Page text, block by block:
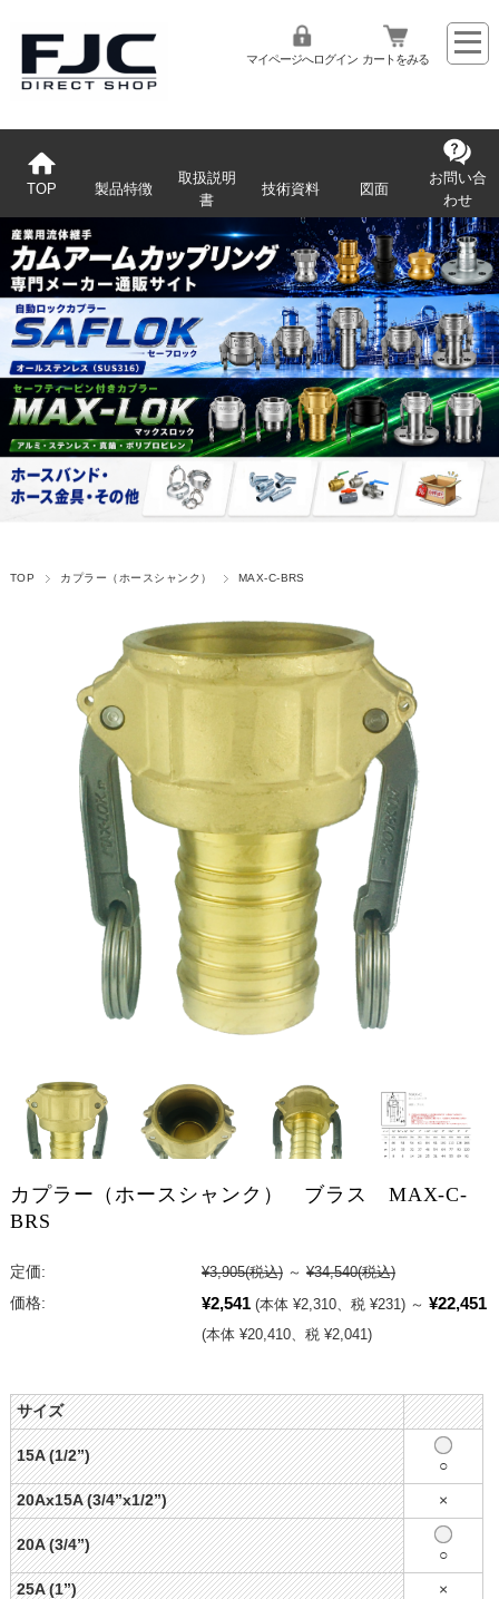
マイページへログイン カートをみる
TOP 製品特徴
取扱説明
書
技術資料 図面
お問い合
わせ
TOP カプラー（ホースシャンク） MAX-C-BRS
カプラー（ホースシャンク） ブラス MAX-C-
BRS
定価: ¥3,905(税込) ～ ¥34,540(税込)
価格:
¥2,541 (本体 ¥2,310、税 ¥231) ～ ¥22,451
(本体 ¥20,410、税 ¥2,041)
サイズ
15A (1/2”)
○
20Ax15A (3/4”x1/2”) ×
20A (3/4”)
○
25A (1”) ×